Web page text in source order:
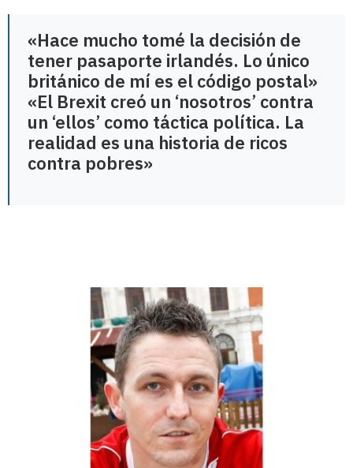
«Hace mucho tomé la decisión de
tener pasaporte irlandés. Lo único
británico de mí es el código postal»
«El Brexit creó un ‘nosotros’ contra
un ‘ellos’ como táctica política. La
realidad es una historia de ricos
contra pobres»